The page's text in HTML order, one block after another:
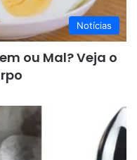
Notícias
ou Mal? Veja o